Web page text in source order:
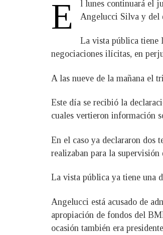
E
l lunes continuará el
Angelucci Silva y del
La vista pública tiene
negociaciones ilícitas, en
A las nueve de la mañana el
Este día se recibió la
cuales vertieron información
En el caso ya declararon dos
realizaban para la
La vista pública ya tiene una
Angelucci está acusado de
apropiación de fondos del
ocasión también era